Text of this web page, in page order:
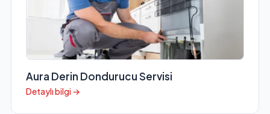
Aura Derin Dondurucu Servisi
Detaylı bilgi →